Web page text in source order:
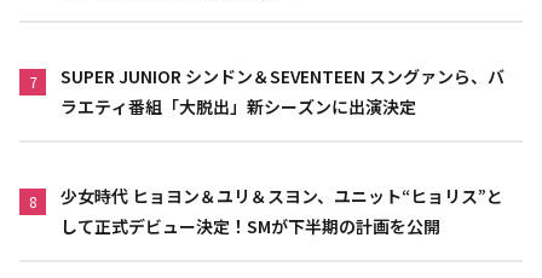
7
SUPER JUNIOR シンドン＆SEVENTEEN スングァンら、バ
ラエティ番組「大脱出」新シーズンに出演決定
8
少女時代 ヒョヨン＆ユリ＆スヨン、ユニット“ヒョリス”と
して正式デビュー決定！SMが下半期の計画を公開